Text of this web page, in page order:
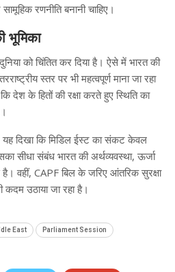
रणनीति बनानी चाहिए।
भूमिका
को चिंतित कर दिया है। ऐसे में भारत की
स्तर पर भी महत्वपूर्ण माना जा रहा
देश के हितों की रक्षा करते हुए स्थिति का
दिखा कि मिडिल ईस्ट का संकट केवल
सीधा संबंध भारत की अर्थव्यवस्था, ऊर्जा
वहीं, CAPF बिल के जरिए आंतरिक सुरक्षा
उठाया जा रहा है।
East Parliament Session